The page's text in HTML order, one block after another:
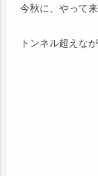
今秋に、やって
トンネル超えな